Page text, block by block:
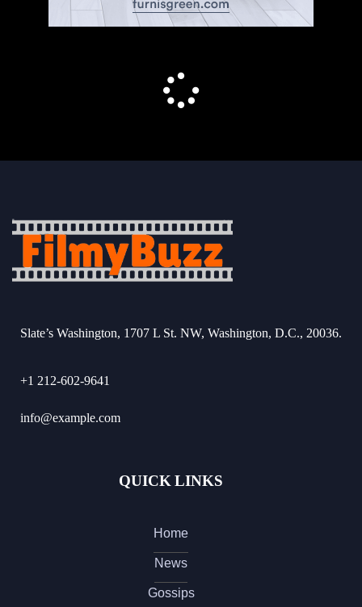
Slate’s Washington, 1707 L St. NW, Washington, D.C., 20036.
+1 212-602-9641
info@example.com
QUICK LINKS
Home
News
Gossips